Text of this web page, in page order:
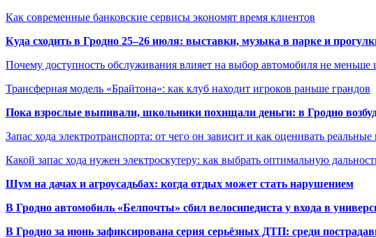
Как современные банковские сервисы экономят время клиентов
Куда сходить в Гродно 25–26 июля: выставки, музыка в парке и
Почему доступность обслуживания влияет на выбор автомобиля не
Трансферная модель «Брайтона»: как клуб находит игроков раньше грандов
Пока взрослые выпивали, школьники похищали деньги: в Гродно
Запас хода электротранспорта: от чего он зависит и как оценивать реальные
Какой запас хода нужен электроскутеру: как выбрать оптимальную
Шум на дачах и агроусадьбах: когда отдых может стать нарушением
В Гродно автомобиль «Белпочты» сбил велосипедиста у входа в
В Гродно за июнь зафиксирована серия серьёзных ДТП: среди